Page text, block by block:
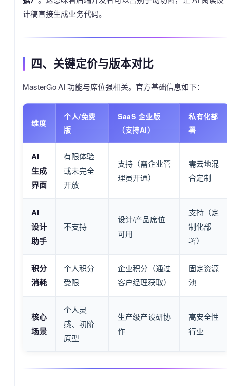
计稿直接生成业务代码。
四、关键定价与版本对比
MasterGo AI 功能与席位强相关。官方基础信息如下：
维度
个人/免费
版
SaaS 企业版
（支持AI）
私有化部
署
AI
生成
界面
有限体验
或未完全
开放
支持（需企业管
理员开通）
需云地混
合定制
AI
设计
助手
不支持
设计/产品席位
可用
支持（定
制化部
署）
积分
消耗
个人积分
受限
企业积分（通过
客户经理获取）
固定资源
池
核心
场景
个人灵
感、初阶
原型
生产级产设研协
作
高安全性
行业